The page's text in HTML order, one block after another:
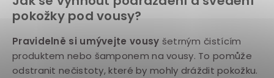
pokožky pod vousy?
Pravidelně si umývejte vousy šetrným čistícím
produktem nebo šamponem na vousy. To pomůže
odstranit nečistoty, které by mohly dráždit pokožku.